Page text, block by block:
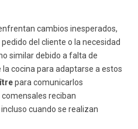
cambios inesperados,
del cliente o la necesidad
similar debido a falta de
cocina para adaptarse a estos
para comunicarlos
reciban
cuando se realizan